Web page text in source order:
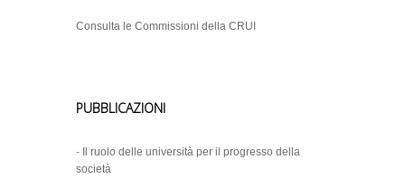
Consulta le Commissioni della CRUI
PUBBLICAZIONI
-
Il ruolo delle università per il progresso della
società